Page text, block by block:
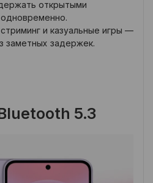
открытыми
и казуальные игры —
заметных задержек.
5.3